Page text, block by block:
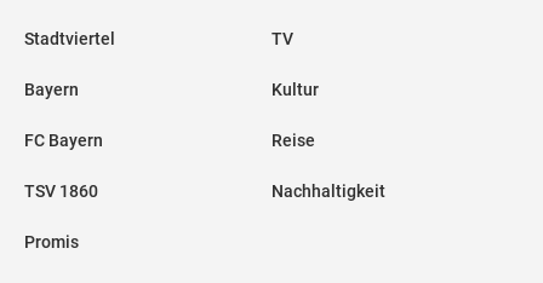
Stadtviertel
Bayern
FC Bayern
TSV 1860
Promis
TV
Kultur
Reise
Nachhaltigkeit